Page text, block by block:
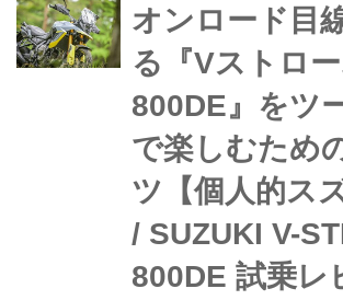
リング性能やコーナリ
犠牲にしている”のでし
やいや、むしろVストロ
旋回力はスポーツバイ
ってくれるんです......。
オンロード目
る『Vストロ
800DE』をツ
で楽しむため
ツ【個人的ス
/ SUZUKI V-
800DE 試乗レ